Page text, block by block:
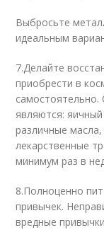
Выбросьте
идеальным
7.Делайте
приобрести в
являются:
различные
лекарственные
минимум раз в
8.Полноценно
привычек.
вредные